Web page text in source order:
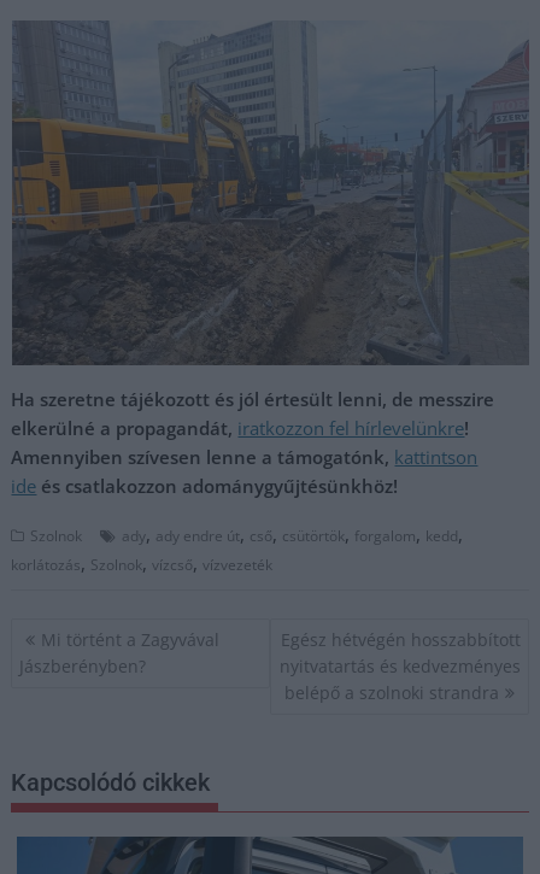
Ha szeretne tájékozott és jól értesült lenni, de messzire
elkerülné a propagandát, iratkozzon fel hírlevelünkre!
Amennyiben szívesen lenne a támogatónk, kattintson
ide és csatlakozzon adománygyűjtésünkhöz!
Szolnok ady, ady endre út, cső, csütörtök, forgalom, kedd,
korlátozás, Szolnok,vízcső,vízvezeték
Bejegyzés
navigáció
Mi történt a Zagyvával
Jászberényben?
Egész hétvégén hosszabbított
nyitvatartás és kedvezményes
belépő a szolnoki strandra
Kapcsolódó cikkek